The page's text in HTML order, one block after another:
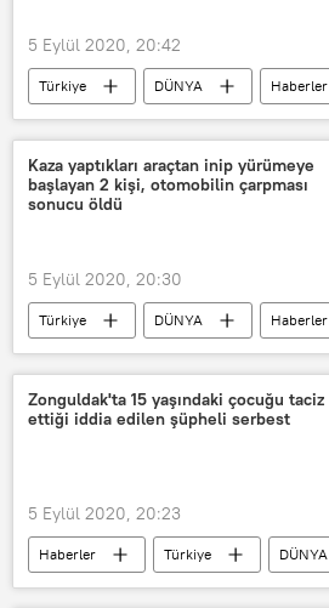
5 Eylül 2020, 20:42
Türkiye DÜNYA
Haberler
YAŞAM
Denizli
Çivril
cinsel
istismar
Hapis
Zanlı
Kaza yaptıkları araçtan inip yürümeye
başlayan 2 kişi, otomobilin çarpması
sonucu öldü
5 Eylül 2020, 20:30
Türkiye DÜNYA
Haberler
YAŞAM
Kaza
Karabük
Ankara
Araç Otomobil
Zonguldak'ta 15 yaşındaki çocuğu taciz
ettiği iddia edilen şüpheli serbest
5 Eylül 2020, 20:23
Haberler Türkiye
DÜNYA
Zonguldak
Taciz Şüpheli